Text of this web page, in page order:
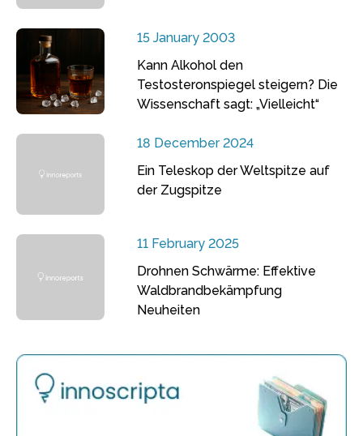
15 January 2003
Kann Alkohol den
Testosteronspiegel steigern? Die
Wissenschaft sagt: „Vielleicht“
18 December 2024
Ein Teleskop der Weltspitze auf
der Zugspitze
11 February 2025
Drohnen Schwärme: Effektive
Waldbrandbekämpfung
Neuheiten